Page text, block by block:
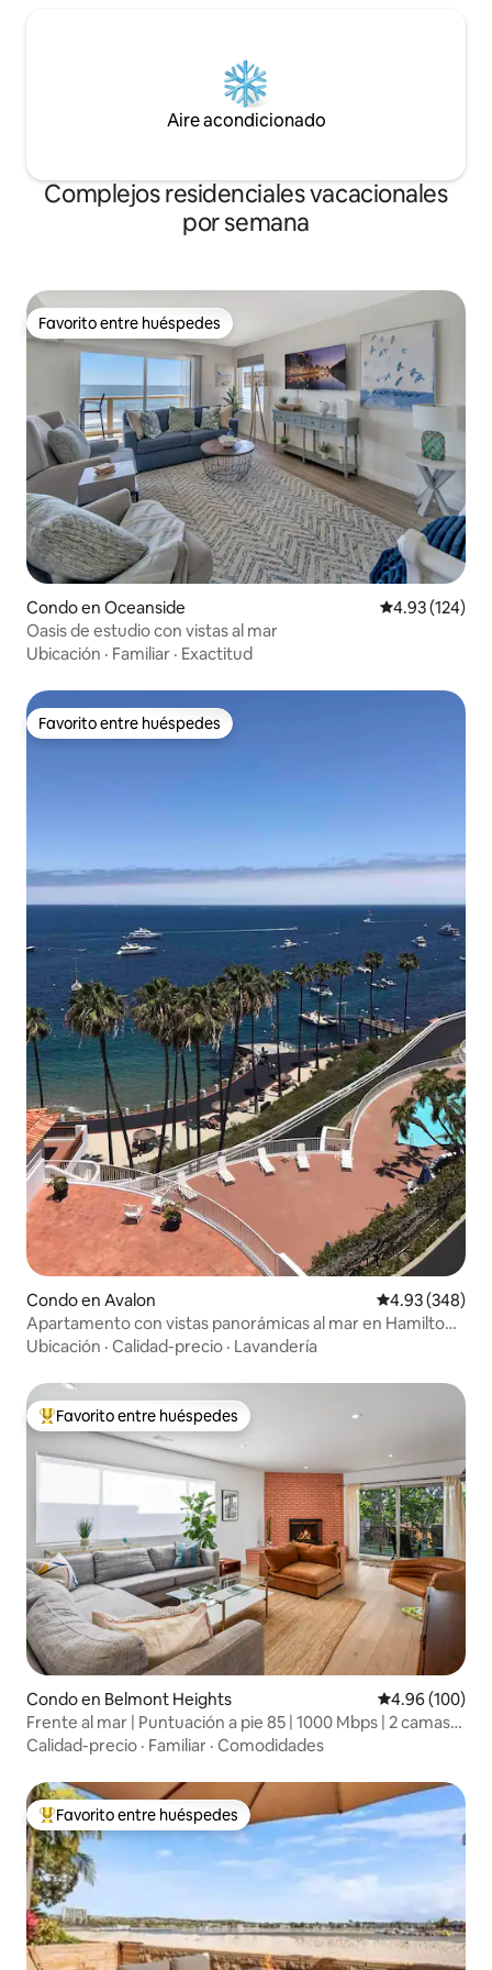
Aire acondicionado
Complejos residenciales vacacionales
por semana
Favorito entre huéspedes
Favorito entre huéspedes
Condo en Oceanside Calificación
4.93 (124)
Oasis de estudio con vistas al mar
Ubicación · Familiar · Exactitud
Favorito entre huéspedes
Favorito entre huéspedes
Condo en Avalon Calificación
4.93 (348)
Apartamento con vistas panorámicas al mar en Hamilton
Cove #2/32
Ubicación · Calidad-precio · Lavandería
Favorito entre huéspedes preferido
Favorito entre huéspedes
Condo en Belmont Heights Calificación
4.96 (100)
Frente al mar | Puntuación a pie 85 | 1000 Mbps | 2 camas
tamaño king
Calidad-precio · Familiar · Comodidades
Favorito entre huéspedes preferido
Favorito entre huéspedes